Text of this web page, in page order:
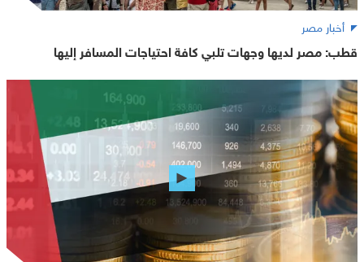
أخبار مصر
قطب: مصر لديها وجهات تلبي كافة احتياجات المسافر إليها